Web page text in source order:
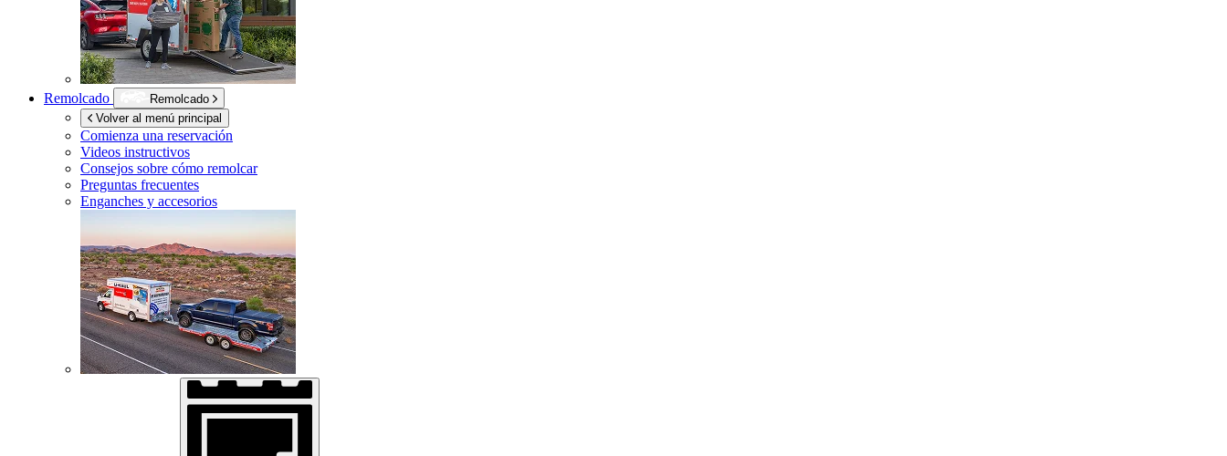
Remolcado
Remolcado
Volver al menú principal
Comienza una reservación
Videos instructivos
Consejos sobre cómo remolcar
Preguntas frecuentes
Enganches y accesorios